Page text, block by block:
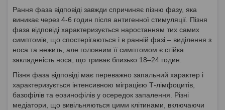
Рання фаза відповіді завжди спричиняє пізню фазу, яка
виникає через 4-6 годин після антигенної стимуляції. Пізня
фаза відповіді характеризується наростанням тих самих
симптомів, що спостерігаються і в ранній фазі – виділення з
носа та нежить, але головним її симптомом є стійка
закладеність носа, що триває близько 18–24 годин.
Пізня фаза відповіді має переважно запальний характер і
характеризується інтенсивною міграцією Т-лімфоцитів,
базофілів та еозинофілів у осередок запалення. Різні
медіатори, що вивільняються цими клітинами, включаючи